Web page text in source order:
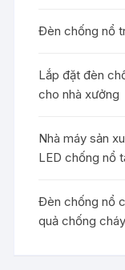
Đèn chống nổ
Lắp đặt đèn
cho nhà xưởng
Nhà máy sản
LED chống nổ
Đèn chống nổ
quả chống